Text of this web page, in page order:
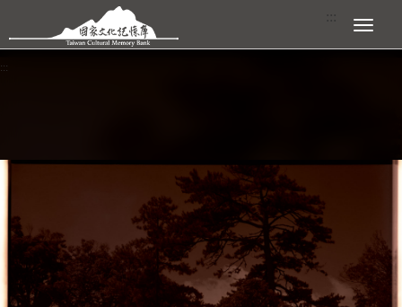
跳到主要內容區塊 展開選單
:::